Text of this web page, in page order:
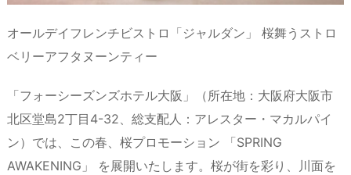
オールデイフレンチビストロ「ジャルダン」 桜舞うストロ
ベリーアフタヌーンティー
「フォーシーズンズホテル大阪」（所在地：大阪府大阪市
北区堂島2丁目4-32、総支配人：アレスター・マカルパイ
ン）では、この春、桜プロモーション 「SPRING
AWAKENING」 を展開いたします。桜が街を彩り、川面を